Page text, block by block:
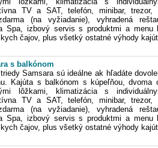
TV a SAT, telefón, minibar, trezor,
(na vyžiadanie), vyhradená
Spa, izbový servis s produktmi a menu
čajov, plus všetký ostatné výhody
s balkónom
Samsara sú ideálne ak hľadáte
Kajúta s balkónom s kúpeľňou, dvoma
lôžkami, klimatizácia s
TV a SAT, telefón, minibar, trezor,
(na vyžiadanie), vyhradená
Spa, izbový servis s produktmi a menu
čajov, plus všetký ostatné výhody